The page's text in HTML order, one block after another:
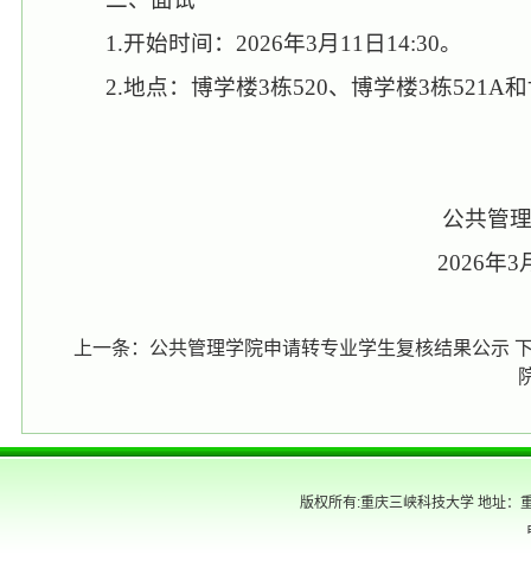
1.开始时间：2026年3月11日14:30。
2.地点：博学楼3栋520、博学楼3栋521A
公共管
2026年3
上一条： 公共管理学院申请转专业学生复核结果公示
版权所有:重庆三峡科技大学 地址：